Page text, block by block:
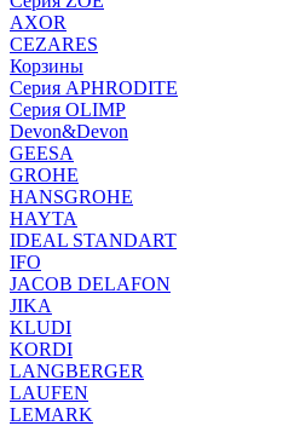
AXOR
CEZARES
Корзины
Серия APHRODITE
Серия OLIMP
Devon&Devon
GEESA
GROHE
HANSGROHE
HAYTA
IDEAL STANDART
IFO
JACOB DELAFON
JIKA
KLUDI
KORDI
LANGBERGER
LAUFEN
LEMARK